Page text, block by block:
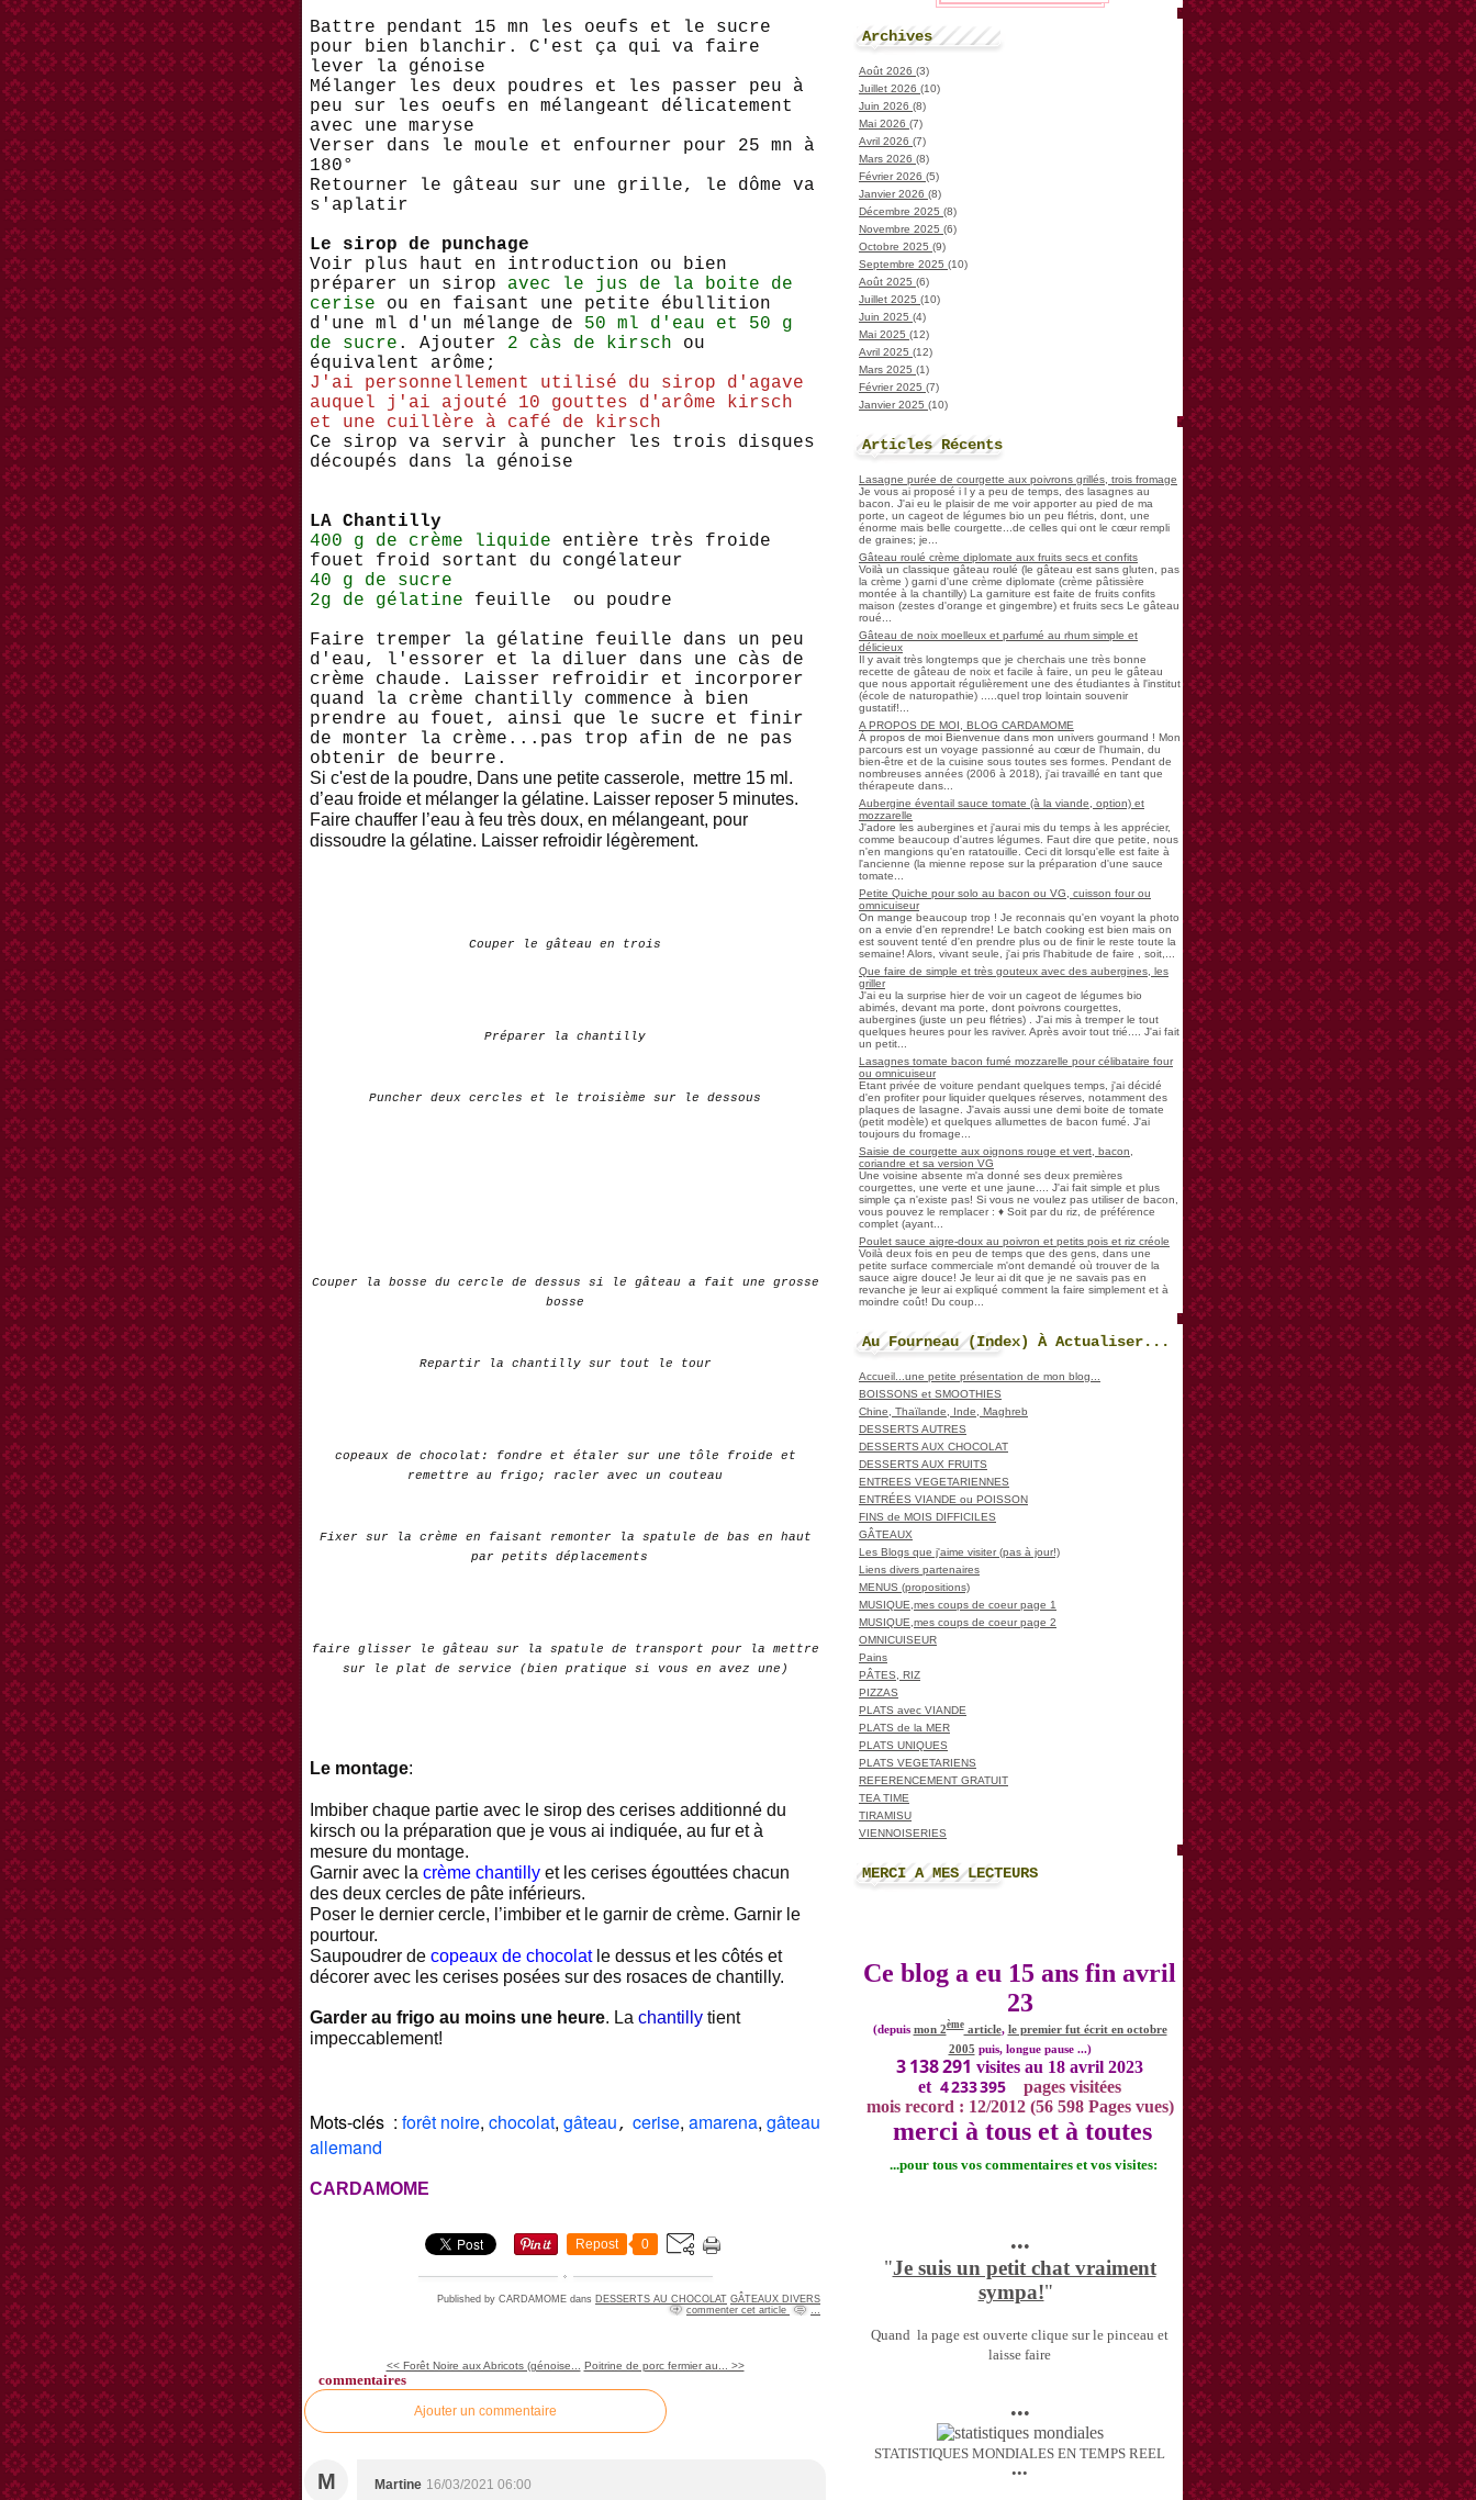
Battre pendant 15 mn les oeufs et le sucre
pour bien blanchir. C'est ça qui va faire
lever la génoise
Mélanger les deux poudres et les passer peu à
peu sur les oeufs en mélangeant délicatement
avec une maryse
Verser dans le moule et enfourner pour 25 mn à
180°
Retourner le gâteau sur une grille, le dôme va
s'aplatir
Le sirop de punchage
Voir plus haut en introduction ou bien
préparer un sirop avec le jus de la boite de
cerise ou en faisant une petite ébullition
d'une ml d'un mélange de 50 ml d'eau et 50 g
de sucre . Ajouter 2 càs de kirsch ou
équivalent arôme;
J'ai personnellement utilisé du sirop d'agave
auquel j'ai ajouté 10 gouttes d'arôme kirsch
et une cuillère à café de kirsch
Ce sirop va servir à puncher les trois disques
découpés dans la génoise
LA Chantilly
400 g de crème liquide entière très froide
fouet froid sortant du congélateur
40 g de sucre
2g de gélatine feuille ou poudre
Faire tremper la gélatine feuille dans un peu
d'eau, l'essorer et la diluer dans une càs de
crème chaude. Laisser refroidir et incorporer
quand la crème chantilly commence à bien
prendre au fouet, ainsi que le sucre et finir
de monter la crème...pas trop afin de ne pas
obtenir de beurre.
Si c'est de la poudre, Dans une petite casserole, mettre 15 ml.
d’eau froide et mélanger la gélatine. Laisser reposer 5 minutes.
Faire chauffer l’eau à feu très doux, en mélangeant, pour
dissoudre la gélatine. Laisser refroidir légèrement.
Couper le gâteau en trois
Préparer la chantilly
Puncher deux cercles et le troisième sur le dessous
Couper la bosse du cercle de dessus si le gâteau a fait une grosse
bosse
Repartir la chantilly sur tout le tour
copeaux de chocolat: fondre et étaler sur une tôle froide et
remettre au frigo; racler avec un couteau
Fixer sur la crème en faisant remonter la spatule de bas en haut
par petits déplacements
faire glisser le gâteau sur la spatule de transport pour la mettre
sur le plat de service (bien pratique si vous en avez une)
Le montage:
Imbiber chaque partie avec le sirop des cerises additionné du
kirsch ou la préparation que je vous ai indiquée, au fur et à
mesure du montage.
Garnir avec la crème chantilly et les cerises égouttées chacun
des deux cercles de pâte inférieurs.
Poser le dernier cercle, l’imbiber et le garnir de crème. Garnir le
pourtour.
Saupoudrer de copeaux de chocolatle dessus et les côtés et
décorer avec les cerises posées sur des rosaces de chantilly.
Garder au frigo au moins une heure. La chantilly tient
impeccablement!
Mots-clés : forêt noire, chocolat, gâteau, cerise, amarena, gâteau
allemand
CARDAMOME
Repost 0
Published by CARDAMOME dans DESSERTS AU CHOCOLAT GÂTEAUX DIVERS
commenter cet article
…
<< Forêt Noire aux Abricots (génoise... Poitrine de porc fermier au... >>
commentaires
Ajouter un commentaire
M Martine 16/03/2021 06:00
Archives
Août 2026 (3)
Juillet 2026 (10)
Juin 2026 (8)
Mai 2026 (7)
Avril 2026 (7)
Mars 2026 (8)
Février 2026 (5)
Janvier 2026 (8)
Décembre 2025 (8)
Novembre 2025 (6)
Octobre 2025 (9)
Septembre 2025 (10)
Août 2025 (6)
Juillet 2025 (10)
Juin 2025 (4)
Mai 2025 (12)
Avril 2025 (12)
Mars 2025 (1)
Février 2025 (7)
Janvier 2025 (10)
Articles Récents
Lasagne purée de courgette aux poivrons grillés, trois fromage
Je vous ai proposé i l y a peu de temps, des lasagnes au
bacon. J'ai eu le plaisir de me voir apporter au pied de ma
porte, un cageot de légumes bio un peu flétris, dont, une
énorme mais belle courgette...de celles qui ont le cœur rempli
de graines; je...
Gâteau roulé crème diplomate aux fruits secs et confits
Voilà un classique gâteau roulé (le gâteau est sans gluten, pas
la crème ) garni d'une crème diplomate (crème pâtissière
montée à la chantilly) La garniture est faite de fruits confits
maison (zestes d'orange et gingembre) et fruits secs Le gâteau
roué...
Gâteau de noix moelleux et parfumé au rhum simple et
délicieux
Il y avait très longtemps que je cherchais une très bonne
recette de gâteau de noix et facile à faire, un peu le gâteau
que nous apportait régulièrement une des étudiantes à l'institut
(école de naturopathie) .....quel trop lointain souvenir
gustatif!...
A PROPOS DE MOI, BLOG CARDAMOME
À propos de moi Bienvenue dans mon univers gourmand ! Mon
parcours est un voyage passionné au cœur de l'humain, du
bien-être et de la cuisine sous toutes ses formes. Pendant de
nombreuses années (2006 à 2018), j'ai travaillé en tant que
thérapeute dans...
Aubergine éventail sauce tomate (à la viande, option) et
mozzarelle
J'adore les aubergines et j'aurai mis du temps à les apprécier,
comme beaucoup d'autres légumes. Faut dire que petite, nous
n'en mangions qu'en ratatouille. Ceci dit lorsqu'elle est faite à
l'ancienne (la mienne repose sur la préparation d'une sauce
tomate...
Petite Quiche pour solo au bacon ou VG, cuisson four ou
omnicuiseur
On mange beaucoup trop ! Je reconnais qu'en voyant la photo
on a envie d'en reprendre! Le batch cooking est bien mais on
est souvent tenté d'en prendre plus ou de finir le reste toute la
semaine! Alors, vivant seule, j'ai pris l'habitude de faire , soit,...
Que faire de simple et très gouteux avec des aubergines, les
griller
J'ai eu la surprise hier de voir un cageot de légumes bio
abimés, devant ma porte, dont poivrons courgettes,
aubergines (juste un peu flétries) . J'ai mis à tremper le tout
quelques heures pour les raviver. Après avoir tout trié.... J'ai fait
un petit...
Lasagnes tomate bacon fumé mozzarelle pour célibataire four
ou omnicuiseur
Etant privée de voiture pendant quelques temps, j'ai décidé
d'en profiter pour liquider quelques réserves, notamment des
plaques de lasagne. J'avais aussi une demi boite de tomate
(petit modèle) et quelques allumettes de bacon fumé. J'ai
toujours du fromage...
Saisie de courgette aux oignons rouge et vert, bacon,
coriandre et sa version VG
Une voisine absente m'a donné ses deux premières
courgettes, une verte et une jaune.... J'ai fait simple et plus
simple ça n'existe pas! Si vous ne voulez pas utiliser de bacon,
vous pouvez le remplacer : ♦ Soit par du riz, de préférence
complet (ayant...
Poulet sauce aigre-doux au poivron et petits pois et riz créole
Voilà deux fois en peu de temps que des gens, dans une
petite surface commerciale m'ont demandé où trouver de la
sauce aigre douce! Je leur ai dit que je ne savais pas en
revanche je leur ai expliqué comment la faire simplement et à
moindre coût! Du coup...
Au Fourneau (Index) À Actualiser...
Accueil...une petite présentation de mon blog...
BOISSONS et SMOOTHIES
Chine, Thaïlande, Inde, Maghreb
DESSERTS AUTRES
DESSERTS AUX CHOCOLAT
DESSERTS AUX FRUITS
ENTREES VEGETARIENNES
ENTRÉES VIANDE ou POISSON
FINS de MOIS DIFFICILES
GÂTEAUX
Les Blogs que j'aime visiter (pas à jour!)
Liens divers partenaires
MENUS (propositions)
MUSIQUE,mes coups de coeur page 1
MUSIQUE,mes coups de coeur page 2
OMNICUISEUR
Pains
PÂTES, RIZ
PIZZAS
PLATS avec VIANDE
PLATS de la MER
PLATS UNIQUES
PLATS VEGETARIENS
REFERENCEMENT GRATUIT
TEA TIME
TIRAMISU
VIENNOISERIES
MERCI A MES LECTEURS
Ce blog a eu 15 ans fin avril
23
(depuis mon 2èmearticle, le premier fut écrit en octobre
2005 puis, longue pause ...)
3 138 291 visites au 18 avril 2023
et 4 233 395
pages visitées
mois record : 12/2012 (56 598 Pages vues)
merci à tous et à toutes
...pour tous vos commentaires et vos visites:
•••
"Je suis un petit chat vraiment
sympa!"
Quand la page est ouverte clique sur le pinceau et
laisse faire
•••
STATISTIQUES MONDIALES EN TEMPS REEL
•••